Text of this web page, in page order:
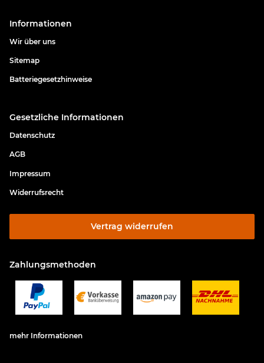
Informationen
Wir über uns
Sitemap
Batteriegesetzhinweise
Gesetzliche Informationen
Datenschutz
AGB
Impressum
Widerrufsrecht
Vertrag widerrufen
Zahlungsmethoden
mehr Informationen